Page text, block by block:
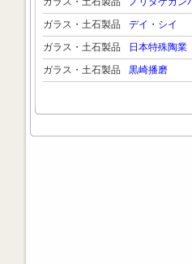
ガラス・土石製品
デイ・シイ
ガラス・土石製品
日本特殊陶業
ガラス・土石製品
黒崎播磨